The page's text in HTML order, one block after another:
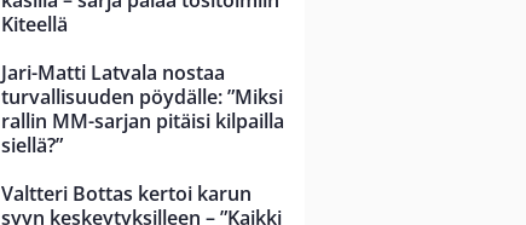
Kiteellä
Jari-Matti Latvala nostaa
turvallisuuden pöydälle: ”Miksi
rallin MM-sarjan pitäisi kilpailla
siellä?”
Valtteri Bottas kertoi karun
syyn keskeytyksilleen – ”Kaikki